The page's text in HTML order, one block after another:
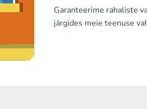
Garanteerime rahaliste
järgides meie teenuse